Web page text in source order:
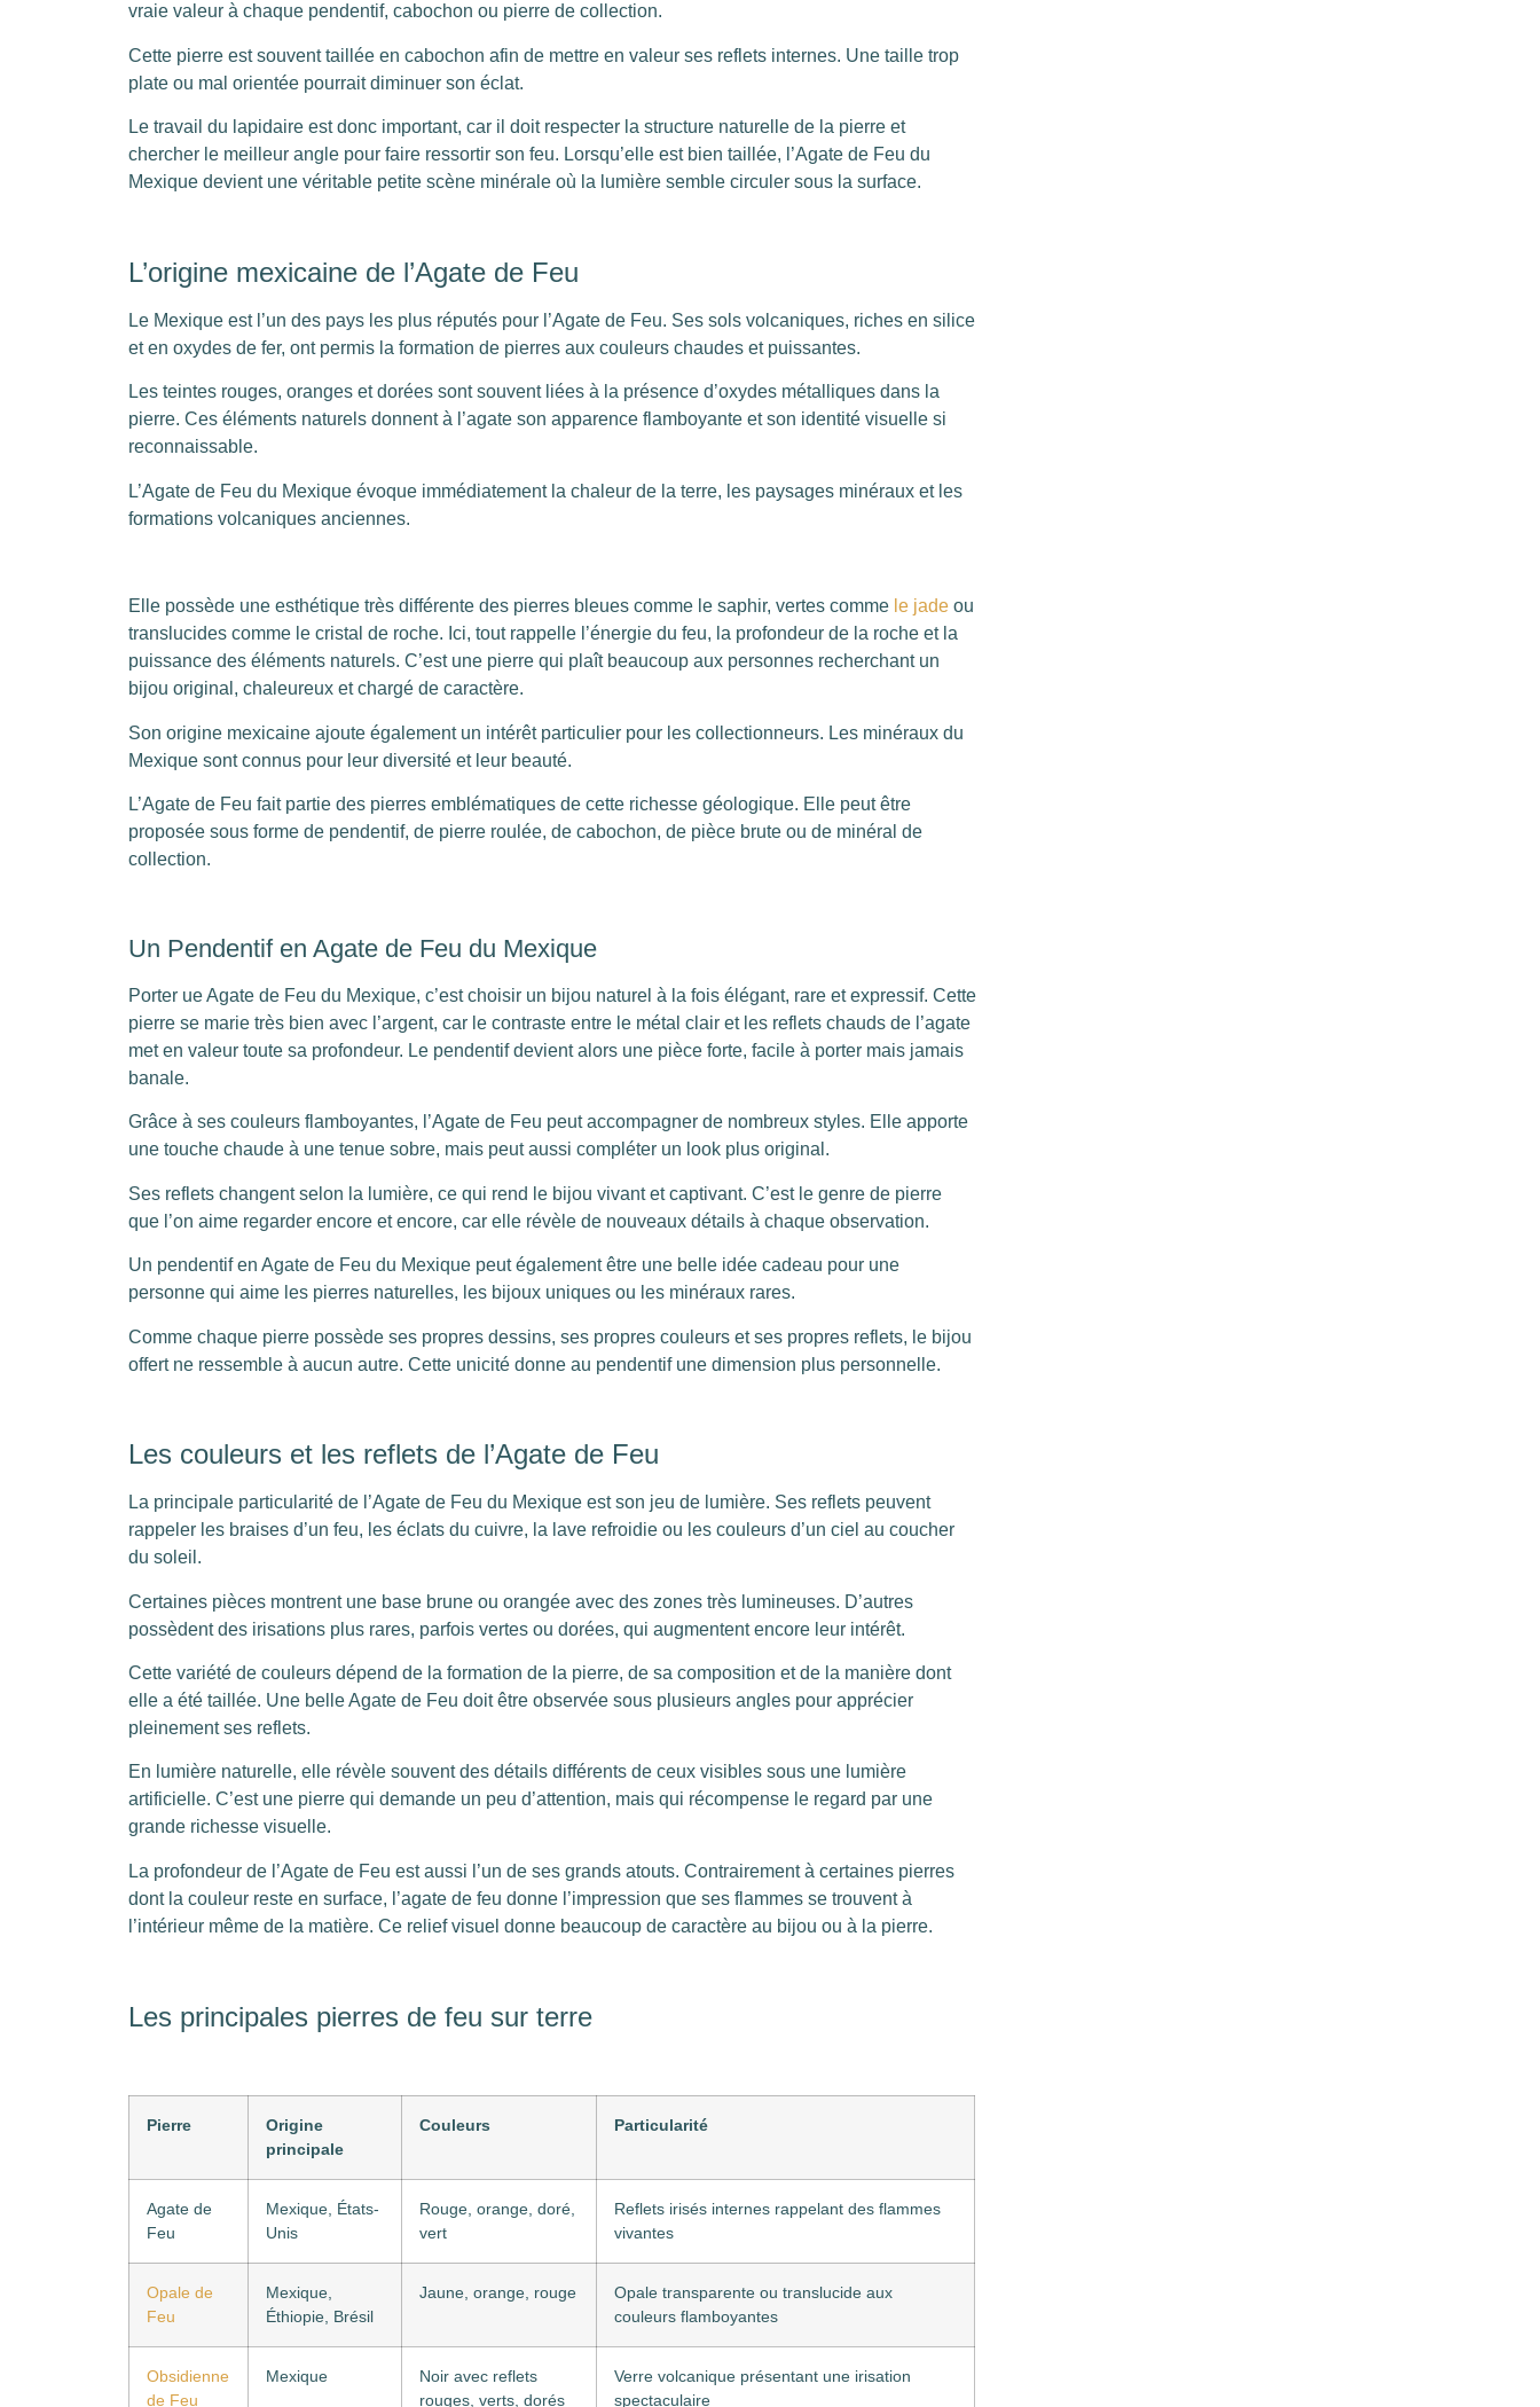
vraie valeur à chaque pendentif, cabochon ou pierre de collection.
Cette pierre est souvent taillée en cabochon afin de mettre en valeur ses reflets internes. Une taille trop
plate ou mal orientée pourrait diminuer son éclat.
Le travail du lapidaire est donc important, car il doit respecter la structure naturelle de la pierre et
chercher le meilleur angle pour faire ressortir son feu. Lorsqu’elle est bien taillée, l’Agate de Feu du
Mexique devient une véritable petite scène minérale où la lumière semble circuler sous la surface.
L’origine mexicaine de l’Agate de Feu
Le Mexique est l’un des pays les plus réputés pour l’Agate de Feu. Ses sols volcaniques, riches en silice
et en oxydes de fer, ont permis la formation de pierres aux couleurs chaudes et puissantes.
Les teintes rouges, oranges et dorées sont souvent liées à la présence d’oxydes métalliques dans la
pierre. Ces éléments naturels donnent à l’agate son apparence flamboyante et son identité visuelle si
reconnaissable.
L’Agate de Feu du Mexique évoque immédiatement la chaleur de la terre, les paysages minéraux et les
formations volcaniques anciennes.
Elle possède une esthétique très différente des pierres bleues comme le saphir, vertes comme le jade ou
translucides comme le cristal de roche. Ici, tout rappelle l’énergie du feu, la profondeur de la roche et la
puissance des éléments naturels. C’est une pierre qui plaît beaucoup aux personnes recherchant un
bijou original, chaleureux et chargé de caractère.
Son origine mexicaine ajoute également un intérêt particulier pour les collectionneurs. Les minéraux du
Mexique sont connus pour leur diversité et leur beauté.
L’Agate de Feu fait partie des pierres emblématiques de cette richesse géologique. Elle peut être
proposée sous forme de pendentif, de pierre roulée, de cabochon, de pièce brute ou de minéral de
collection.
Un Pendentif en Agate de Feu du Mexique
Porter ue Agate de Feu du Mexique, c’est choisir un bijou naturel à la fois élégant, rare et expressif. Cette
pierre se marie très bien avec l’argent, car le contraste entre le métal clair et les reflets chauds de l’agate
met en valeur toute sa profondeur. Le pendentif devient alors une pièce forte, facile à porter mais jamais
banale.
Grâce à ses couleurs flamboyantes, l’Agate de Feu peut accompagner de nombreux styles. Elle apporte
une touche chaude à une tenue sobre, mais peut aussi compléter un look plus original.
Ses reflets changent selon la lumière, ce qui rend le bijou vivant et captivant. C’est le genre de pierre
que l’on aime regarder encore et encore, car elle révèle de nouveaux détails à chaque observation.
Un pendentif en Agate de Feu du Mexique peut également être une belle idée cadeau pour une
personne qui aime les pierres naturelles, les bijoux uniques ou les minéraux rares.
Comme chaque pierre possède ses propres dessins, ses propres couleurs et ses propres reflets, le bijou
offert ne ressemble à aucun autre. Cette unicité donne au pendentif une dimension plus personnelle.
Les couleurs et les reflets de l’Agate de Feu
La principale particularité de l’Agate de Feu du Mexique est son jeu de lumière. Ses reflets peuvent
rappeler les braises d’un feu, les éclats du cuivre, la lave refroidie ou les couleurs d’un ciel au coucher
du soleil.
Certaines pièces montrent une base brune ou orangée avec des zones très lumineuses. D’autres
possèdent des irisations plus rares, parfois vertes ou dorées, qui augmentent encore leur intérêt.
Cette variété de couleurs dépend de la formation de la pierre, de sa composition et de la manière dont
elle a été taillée. Une belle Agate de Feu doit être observée sous plusieurs angles pour apprécier
pleinement ses reflets.
En lumière naturelle, elle révèle souvent des détails différents de ceux visibles sous une lumière
artificielle. C’est une pierre qui demande un peu d’attention, mais qui récompense le regard par une
grande richesse visuelle.
La profondeur de l’Agate de Feu est aussi l’un de ses grands atouts. Contrairement à certaines pierres
dont la couleur reste en surface, l’agate de feu donne l’impression que ses flammes se trouvent à
l’intérieur même de la matière. Ce relief visuel donne beaucoup de caractère au bijou ou à la pierre.
Les principales pierres de feu sur terre
Pierre
Origine
principale
Couleurs Particularité
Agate de
Feu
Mexique, États-
Unis
Rouge, orange, doré,
vert
Reflets irisés internes rappelant des flammes
vivantes
Opale de
Feu
Mexique,
Éthiopie, Brésil
Jaune, orange, rouge
Opale transparente ou translucide aux
couleurs flamboyantes
Obsidienne
de Feu
Mexique
Noir avec reflets
rouges, verts, dorés
Verre volcanique présentant une irisation
spectaculaire